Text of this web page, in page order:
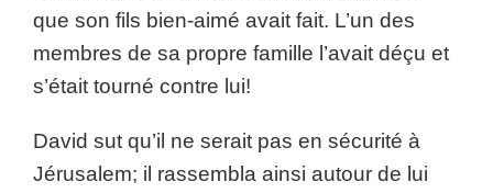
que son fils bien-aimé avait fait. L’un des
membres de sa propre famille l’avait déçu et
s’était tourné contre lui!
David sut qu’il ne serait pas en sécurité à
Jérusalem; il rassembla ainsi autour de lui